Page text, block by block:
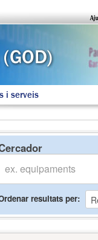
i serveis
resultats per